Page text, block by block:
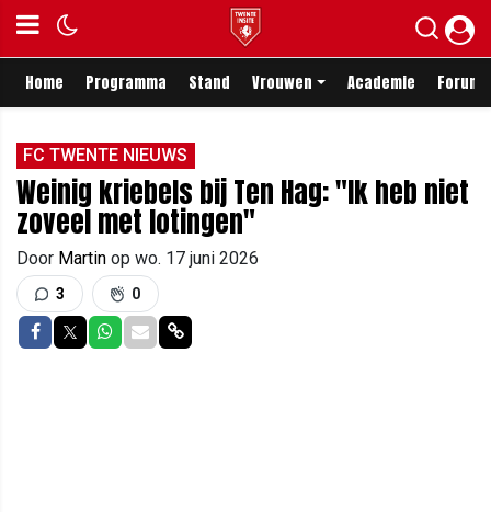
Home Programma Stand Vrouwen Academie Forum
FC TWENTE NIEUWS
Weinig kriebels bij Ten Hag: "Ik heb niet
zoveel met lotingen"
Door Martin op wo. 17 juni 2026
3 0
Delen op Facebook
Delen op Twitter
Delen op Whatsapp
Delen via Mail
Delen via link